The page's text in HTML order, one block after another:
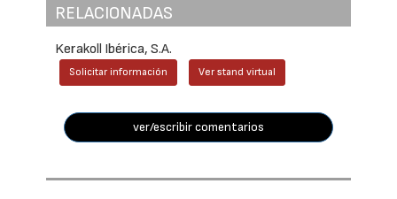
RELACIONADAS
Kerakoll Ibérica, S.A.
Solicitar información Ver stand virtual
ver/escribir comentarios